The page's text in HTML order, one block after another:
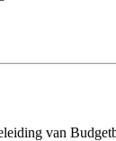
van